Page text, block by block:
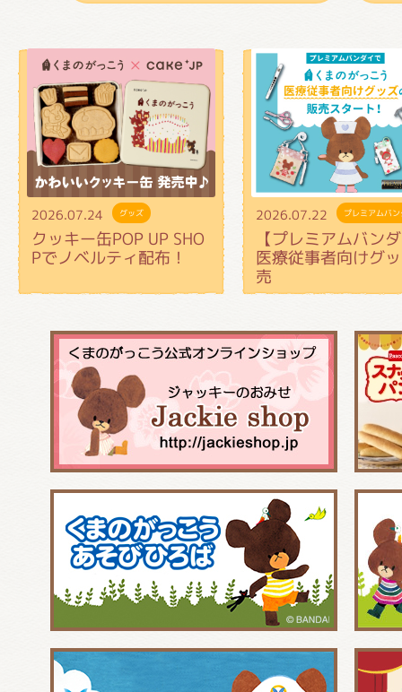
2026.07.24 グッズ
クッキー缶POP UP SHO
Pでノベルティ配布！
2026.07.22 プレミアムバ
【プレミアムバン
医療従事者向けグ
売